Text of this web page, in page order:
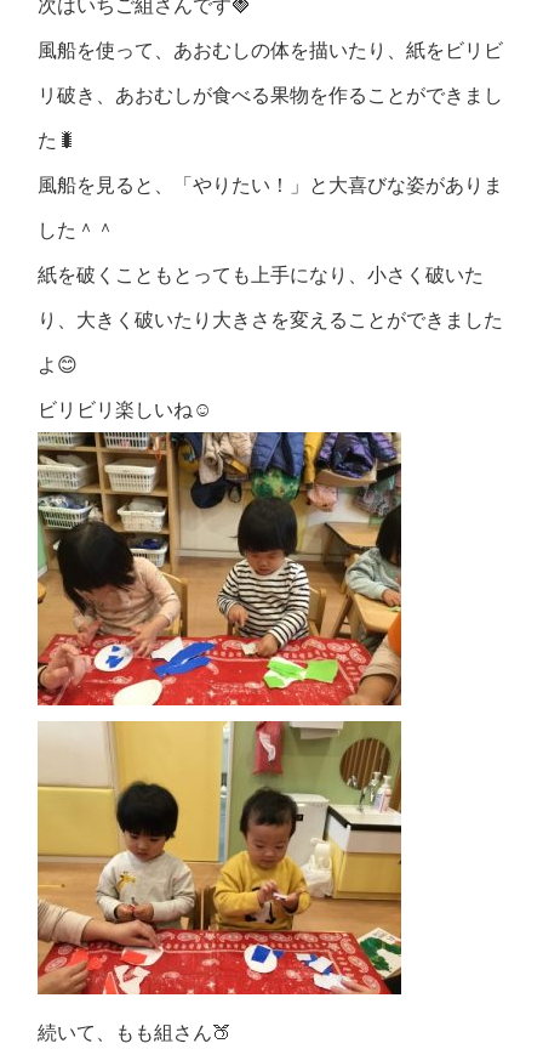
次はいちご組さんです🍓
風船を使って、あおむしの体を描いたり、紙をビリビ
リ破き、あおむしが食べる果物を作ることができまし
た🐛
風船を見ると、「やりたい！」と大喜びな姿がありま
した＾＾
紙を破くこともとっても上手になり、小さく破いた
り、大きく破いたり大きさを変えることができました
よ😊
ビリビリ楽しいね☺️
続いて、もも組さん🍑